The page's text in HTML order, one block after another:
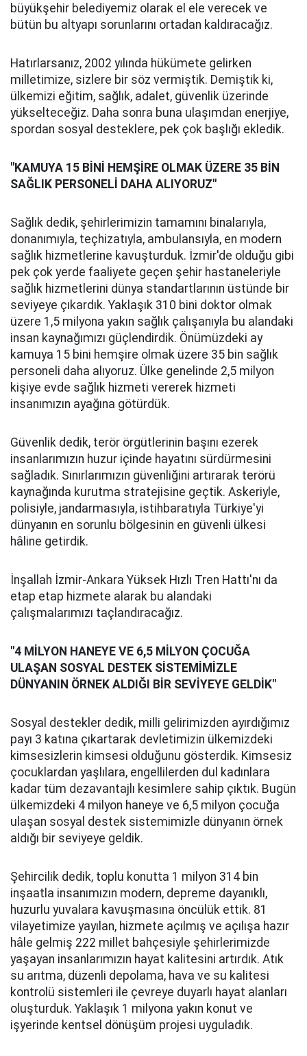
büyükşehir belediyemiz olarak el ele verecek ve
bütün bu altyapı sorunlarını ortadan kaldıracağız.
Hatırlarsanız, 2002 yılında hükümete gelirken
milletimize, sizlere bir söz vermiştik. Demiştik ki,
ülkemizi eğitim, sağlık, adalet, güvenlik üzerinde
yükselteceğiz. Daha sonra buna ulaşımdan enerjiye,
spordan sosyal desteklere, pek çok başlığı ekledik.
"KAMUYA 15 BİNİ HEMŞİRE OLMAK ÜZERE 35 BİN
SAĞLIK PERSONELİ DAHA ALIYORUZ"
Sağlık dedik, şehirlerimizin tamamını binalarıyla,
donanımıyla, teçhizatıyla, ambulansıyla, en modern
sağlık hizmetlerine kavuşturduk. İzmir'de olduğu gibi
pek çok yerde faaliyete geçen şehir hastaneleriyle
sağlık hizmetlerini dünya standartlarının üstünde bir
seviyeye çıkardık. Yaklaşık 310 bini doktor olmak
üzere 1,5 milyona yakın sağlık çalışanıyla bu alandaki
insan kaynağımızı güçlendirdik. Önümüzdeki ay
kamuya 15 bini hemşire olmak üzere 35 bin sağlık
personeli daha alıyoruz. Ülke genelinde 2,5 milyon
kişiye evde sağlık hizmeti vererek hizmeti
insanımızın ayağına götürdük.
Güvenlik dedik, terör örgütlerinin başını ezerek
insanlarımızın huzur içinde hayatını sürdürmesini
sağladık. Sınırlarımızın güvenliğini artırarak terörü
kaynağında kurutma stratejisine geçtik. Askeriyle,
polisiyle, jandarmasıyla, istihbaratıyla Türkiye'yi
dünyanın en sorunlu bölgesinin en güvenli ülkesi
hâline getirdik.
İnşallah İzmir-Ankara Yüksek Hızlı Tren Hattı'nı da
etap etap hizmete alarak bu alandaki
çalışmalarımızı taçlandıracağız.
"4 MİLYON HANEYE VE 6,5 MİLYON ÇOCUĞA
ULAŞAN SOSYAL DESTEK SİSTEMİMİZLE
DÜNYANIN ÖRNEK ALDIĞI BİR SEVİYEYE GELDİK"
Sosyal destekler dedik, milli gelirimizden ayırdığımız
payı 3 katına çıkartarak devletimizin ülkemizdeki
kimsesizlerin kimsesi olduğunu gösterdik. Kimsesiz
çocuklardan yaşlılara, engellilerden dul kadınlara
kadar tüm dezavantajlı kesimlere sahip çıktık. Bugün
ülkemizdeki 4 milyon haneye ve 6,5 milyon çocuğa
ulaşan sosyal destek sistemimizle dünyanın örnek
aldığı bir seviyeye geldik.
Şehircilik dedik, toplu konutta 1 milyon 314 bin
inşaatla insanımızın modern, depreme dayanıklı,
huzurlu yuvalara kavuşmasına öncülük ettik. 81
vilayetimize yayılan, hizmete açılmış ve açılışa hazır
hâle gelmiş 222 millet bahçesiyle şehirlerimizde
yaşayan insanlarımızın hayat kalitesini artırdık. Atık
su arıtma, düzenli depolama, hava ve su kalitesi
kontrolü sistemleri ile çevreye duyarlı hayat alanları
oluşturduk. Yaklaşık 1 milyona yakın konut ve
işyerinde kentsel dönüşüm projesi uyguladık.